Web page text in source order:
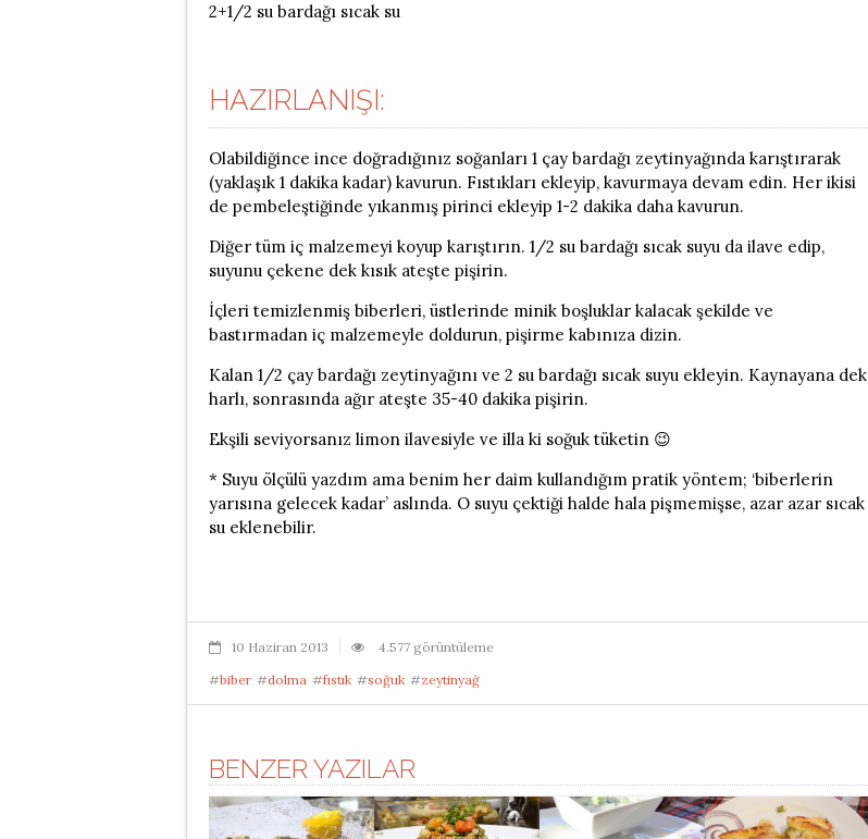
2+1/2 su bardağı sıcak su
HAZIRLANIŞI:
Olabildiğince ince doğradığınız soğanları 1 çay bardağı zeytinyağında karıştırarak
(yaklaşık 1 dakika kadar) kavurun. Fıstıkları ekleyip, kavurmaya devam edin. Her ikisi
de pembeleştiğinde yıkanmış pirinci ekleyip 1-2 dakika daha kavurun.
Diğer tüm iç malzemeyi koyup karıştırın. 1/2 su bardağı sıcak suyu da ilave edip,
suyunu çekene dek kısık ateşte pişirin.
İçleri temizlenmiş biberleri, üstlerinde minik boşluklar kalacak şekilde ve
bastırmadan iç malzemeyle doldurun, pişirme kabınıza dizin.
Kalan 1/2 çay bardağı zeytinyağını ve 2 su bardağı sıcak suyu ekleyin. Kaynayana dek
harlı, sonrasında ağır ateşte 35-40 dakika pişirin.
Ekşili seviyorsanız limon ilavesiyle ve illa ki soğuk tüketin 😉
* Suyu ölçülü yazdım ama benim her daim kullandığım pratik yöntem; ‘biberlerin
yarısına gelecek kadar’ aslında. O suyu çektiği halde hala pişmemişse, azar azar sıcak
su eklenebilir.
10 Haziran 2013
4.577 görüntüleme
#biber #dolma #fıstık #soğuk #zeytinyağ
BENZER YAZILAR